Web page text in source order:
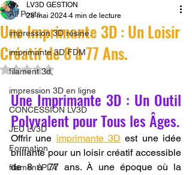
All Posts
impression 3D résine.
imprimante 3D FDM
filament 3d,
impression 3D en ligne
CONCESSION LV3D
JEU LV3D
Formation
filament PLA
Une Imprimante 3D : Un Loisir
Créatif de 8 à 77 Ans.
LV3D GESTION
28 mai 2024 4 min de lecture
Noté NaN étoiles sur 5.
Une Imprimante 3D : Un Outil
Polyvalent pour Tous les Âges.
Offrir une imprimante 3D est une idée
brillante pour un loisir créatif accessible
de 8 à 77 ans. À une époque où la